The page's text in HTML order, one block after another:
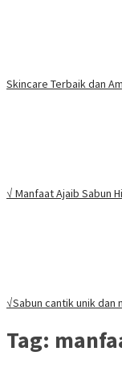
Skincare Terbaik dan
√ Manfaat Ajaib Sabun
√Sabun cantik unik dan
Tag: